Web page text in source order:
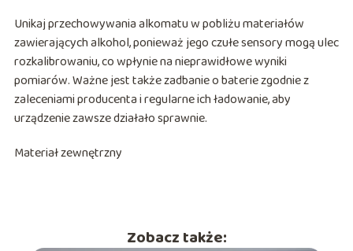
Unikaj przechowywania alkomatu w pobliżu materiałów
zawierających alkohol, ponieważ jego czułe sensory mogą ulec
rozkalibrowaniu, co wpłynie na nieprawidłowe wyniki
pomiarów. Ważne jest także zadbanie o baterie zgodnie z
zaleceniami producenta i regularne ich ładowanie, aby
urządzenie zawsze działało sprawnie.
Materiał zewnętrzny
Zobacz także: